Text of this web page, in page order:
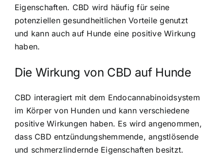
Eigenschaften. CBD wird häufig für seine
potenziellen gesundheitlichen Vorteile genutzt
und kann auch auf Hunde eine positive Wirkung
haben.
Die Wirkung von CBD auf Hunde
CBD interagiert mit dem Endocannabinoidsystem
im Körper von Hundenund kann verschiedene
positive Wirkungen haben. Es wird angenommen,
dass CBD entzündungshemmende, angstlösende
und schmerzlindernde Eigenschaften besitzt.